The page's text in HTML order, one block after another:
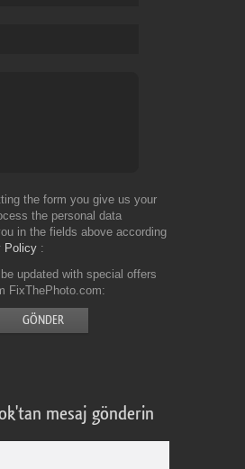
the form you give us your
the personal data
in the fields above according
Policy
updated with special offers
FixThePhoto.com
mesaj gönderin